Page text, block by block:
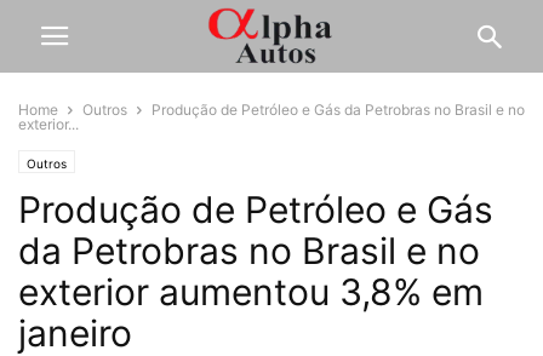
Home Outros
Produção de Petróleo e Gás da Petrobras no Brasil e no
exterior...
Outros
Produção de Petróleo e Gás
da Petrobras no Brasil e no
exterior aumentou 3,8% em
janeiro